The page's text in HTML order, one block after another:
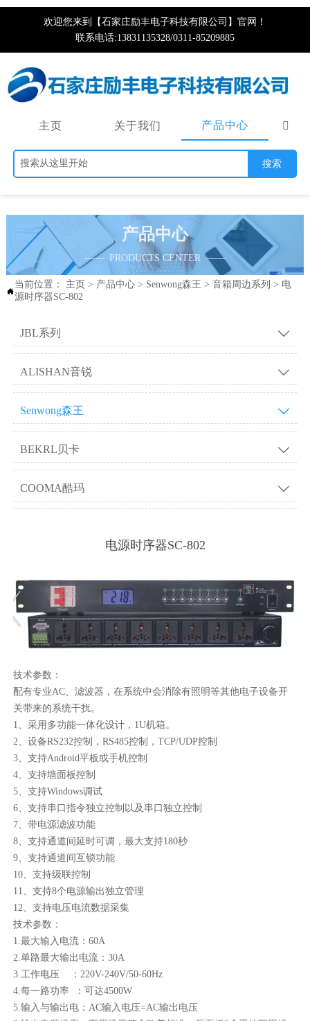
欢迎您来到【石家庄励丰电子科技有限公司】官网！
联系电话:13831135328/0311-85209885
主页 关于我们 产品中心
搜索
产品中心
—— PRODUCTS CENTER ——

当前位置： 主页 > 产品中心> Senwong森王 > 音箱周边系列 > 电
源时序器SC-802
JBL系列 
ALISHAN音锐 
Senwong森王 
BEKRL贝卡 
COOMA酷玛 
电源时序器SC-802
技术参数：
配有专业AC、滤波器，在系统中会消除有照明等其他电子设备开
关带来的系统干扰。
1、采用多功能一体化设计，1U机箱。
2、设备RS232控制，RS485控制，TCP/UDP控制
3、支持Android平板或手机控制
4、支持墙面板控制
5、支持Windows调试
6、支持串口指令独立控制以及串口独立控制
7、带电源滤波功能
8、支持通道间延时可调，最大支持180秒
9、支持通道间互锁功能
10、支持级联控制
11、支持8个电源输出独立管理
12、支持电压电流数据采集
技术参数：
1.最大输入电流：60A
2.单路最大输出电流：30A
3.工作电压 ：220V-240V/50-60Hz
4.每一路功率 ：可达4500W
5.输入与输出电：AC输入电压=AC输出电压